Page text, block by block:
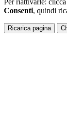
Consenti, quindi
Ricarica pagina